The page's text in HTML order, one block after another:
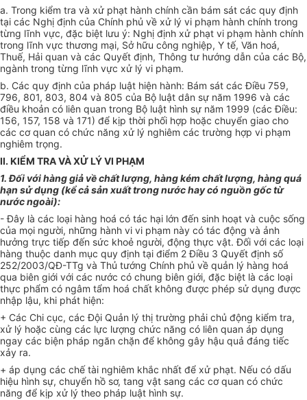
a. Trong kiểm tra và xử phạt hành chính cần bám sát các quy định
tại các Nghị định của Chính phủ về xử lý vi phạm hành chính trong
từng lĩnh vực, đặc biệt lưu ý: Nghị định xử phạt vi phạm hành chính
trong lĩnh vực thương mại, Sở hữu công nghiệp, Y tế, Văn hoá,
Thuế, Hải quan và các Quyết định, Thông tư hướng dẫn của các Bộ,
ngành trong từng lĩnh vực xử lý vi phạm.
b. Các quy định của pháp luật hiện hành: Bám sát các Điều 759,
796, 801, 803, 804 và 805 của Bộ luật dân sự năm 1996 và các
điều khoản có liên quan trong Bộ luật hình sự năm 1999 (các Điều:
156, 157, 158 và 171) để kịp thời phối hợp hoặc chuyển giao cho
các cơ quan có chức năng xử lý nghiêm các trường hợp vi phạm
nghiêm trọng.
II. KIỂM TRA VÀ XỬ LÝ VI PHẠM
1. Đối với hàng giả về chất lượng, hàng kém chất lượng, hàng quá
hạn sử dụng (kể cả sản xuất trong nước hay có nguồn gốc từ
nước ngoài):
- Đây là các loại hàng hoá có tác hại lớn đến sinh hoạt và cuộc sống
của mọi người, những hành vi vi phạm này có tác động và ảnh
hưởng trực tiếp đến sức khoẻ người, động thực vật. Đối với các loại
hàng thuộc danh mục quy định tại điểm 2 Điều 3 Quyết định số
252/2003/QĐ-TTg và Thủ tướng Chính phủ về quản lý hàng hoá
qua biên giới với các nước có chung biên giới, đặc biệt là các loại
thực phẩm có ngâm tẩm hoá chất không được phép sử dụng được
nhập lậu, khi phát hiện:
+ Các Chi cục, các Đội Quản lý thị trường phải chủ động kiểm tra,
xử lý hoặc cùng các lực lượng chức năng có liên quan áp dụng
ngay các biện pháp ngăn chặn để không gây hậu quả đáng tiếc
xảy ra.
+ áp dụng các chế tài nghiêm khắc nhất để xử phạt. Nếu có dấu
hiệu hình sự, chuyển hồ sơ, tang vật sang các cơ quan có chức
năng để kịp xử lý theo pháp luật hình sự.